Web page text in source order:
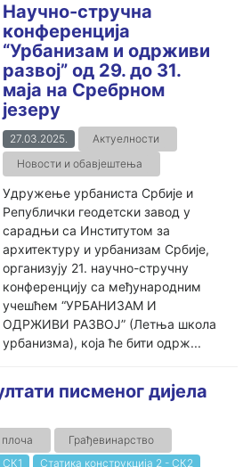
Научно-стручна
конференција
“Урбанизам и одрживи
развој” од 29. до 31.
маја на Сребрном
језеру
27.03.2025.
Актуелности
Новости и обавјештења
Удружење урбаниста Србије и
Републички геодетски завод у
сарадњи са Институтом за
архитектуру и урбанизам Србије,
организују 21. научно-стручну
конференцију са међународним
учешћем “УРБАНИЗАМ И
ОДРЖИВИ РАЗВОЈ” (Летња школа
урбанизма), која ће бити одрж...
писменог дијела
Грађевинарство
СК1
Статика конструкција 2 - СК2